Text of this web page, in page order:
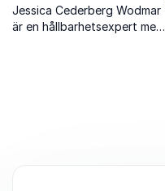
Jessica Cederberg Wodmar
är en hållbarhetsexpert med